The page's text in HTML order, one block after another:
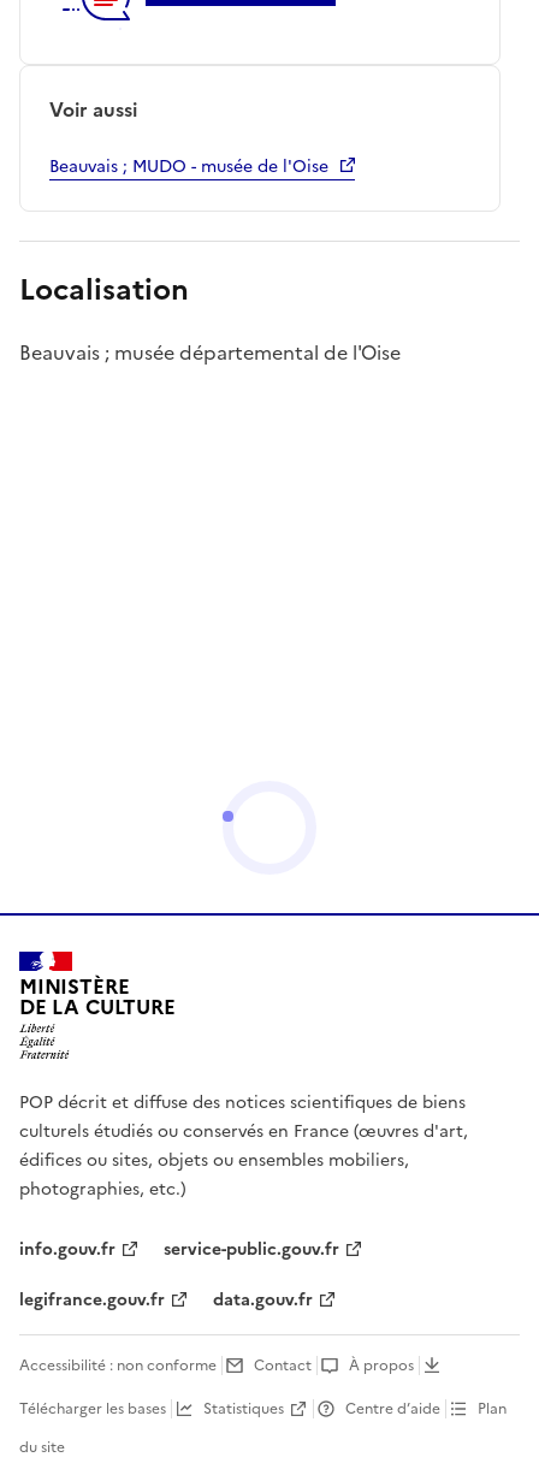
Voir aussi
Beauvais ; MUDO - musée de l'Oise
Localisation
Beauvais ; musée départemental de l'Oise
MINISTÈRE
DE LA CULTURE
POP décrit et diffuse des notices scientifiques de biens
culturels étudiés ou conservés en France (œuvres d'art,
édifices ou sites, objets ou ensembles mobiliers,
photographies, etc.)
info.gouv.fr
service-public.gouv.fr
legifrance.gouv.fr
data.gouv.fr
Accessibilité : non conforme Contact
À propos
Télécharger les bases
Statistiques Centre d’aide
Plan
du site